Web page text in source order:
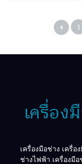
1
เครื่องมือช่าง เครื่อ
ช่างไฟฟ้า เครื่องมือ